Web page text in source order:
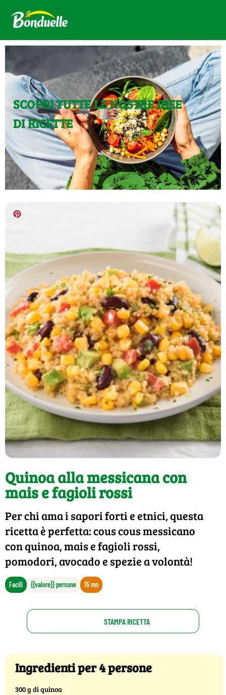
SCOPRI TUTTE LE NOSTRE IDEE
DI RICETTE
Quinoa alla messicana con
mais e fagioli rossi
Per chi ama i sapori forti e etnici, questa
ricetta è perfetta: cous cous messicano
con quinoa, mais e fagioli rossi,
pomodori, avocado e spezie a volontà!
Facili {{valore}} persone 15 mn
STAMPA RICETTA
Ingredienti per 4 persone
300 g di quinoa